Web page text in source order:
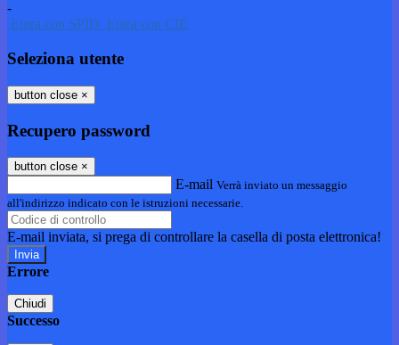
-
Entra con SPID Entra con CIE
Seleziona utente
button close ×
Recupero password
button close ×
E-mail Verrà inviato un messaggio
all'indirizzo indicato con le istruzioni necessarie.
E-mail inviata, si prega di controllare la casella di posta elettronica!
Errore
Chiudi
Successo